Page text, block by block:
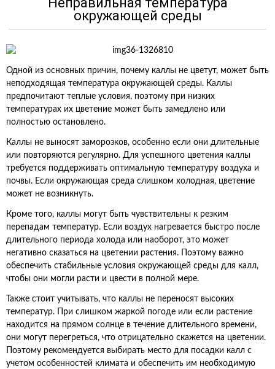
окружающей среды
Одной из основных причин, почему каллы не цветут, может быть
неподходящая температура окружающей среды. Каллы
предпочитают теплые условия, поэтому при низких
температурах их цветение может быть замедлено или
полностью остановлено.
Каллы не выносят заморозков, особенно если они длительные
или повторяются регулярно. Для успешного цветения каллы
требуется поддерживать оптимальную температуру воздуха и
почвы. Если окружающая среда слишком холодная, цветение
может не возникнуть.
Кроме того, каллы могут быть чувствительны к резким
перепадам температур. Если воздух нагревается быстро после
длительного периода холода или наоборот, это может
негативно сказаться на цветении растения. Поэтому важно
обеспечить стабильные условия окружающей среды для калл,
чтобы они могли расти и цвести в полной мере.
Также стоит учитывать, что каллы не переносят высоких
температур. При слишком жаркой погоде или если растение
находится на прямом солнце в течение длительного времени,
они могут перегреться, что отрицательно скажется на цветении.
Поэтому рекомендуется выбирать место для посадки калл с
учетом особенностей климата и обеспечить им необходимую